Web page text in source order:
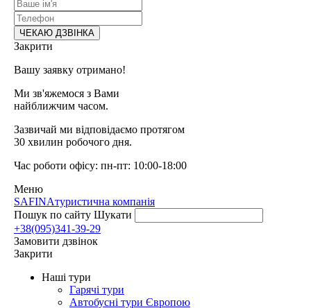
Закрити
Вашу заявку отримано!
Ми зв'яжемося з Вами
найближчим часом.
Зазвичай ми відповідаємо протягом
30 хвилин робочого дня.
Час роботи офісу: пн-пт: 10:00-18:00
Меню
SAFINAтуристична компанія
Пошук по сайту Шукати
+38(095)341-39-29
Замовити дзвінок
Закрити
Наші тури
Гарячі тури
Автобусні тури Європою